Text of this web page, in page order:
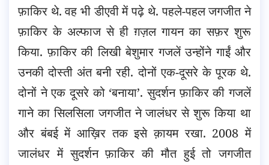
फ़ाकिर थे. वह भी डीएवी में पढ़े थे. पहले-पहल जगजीत ने
फ़ाकिर के अल्फाज से ही ग़ज़ल गायन का सफ़र शुरू
किया. फ़ाकिर की लिखी बेशुमार गजलें उन्होंने गाईं और
उनकी दोस्ती अंत बनी रही. दोनों एक-दूसरे के पूरक थे.
दोनों ने एक दूसरे को ‘बनाया’. सुदर्शन फ़ाकिर की गजलें
गाने का सिलसिला जगजीत ने जालंधर से शुरू किया था
और बंबई में आख़िर तक इसे क़ायम रखा. 2008 में
जालंधर में सुदर्शन फ़ाकिर की मौत हुई तो जगजीत